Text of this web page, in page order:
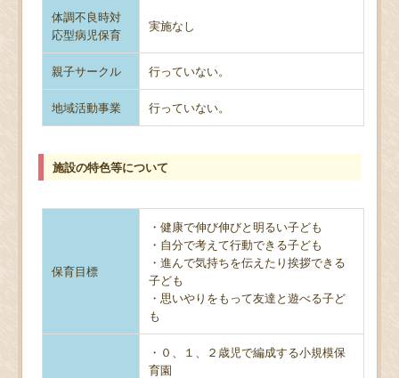
体調不良時対
応型病児保育
実施なし
親子サークル 行っていない。
地域活動事業 行っていない。
施設の特色等について
保育目標
・健康で伸び伸びと明るい子ども
・自分で考えて行動できる子ども
・進んで気持ちを伝えたり挨拶できる
子ども
・思いやりをもって友達と遊べる子ど
も
・０、１、２歳児で編成する小規模保
育園